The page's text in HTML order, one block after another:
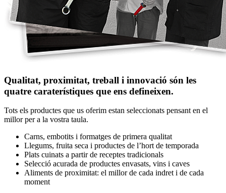
Qualitat, proximitat, treball i innovació són les
quatre caraterístiques que ens defineixen.
Tots els productes que us oferim estan seleccionats pensant en el
millor per a la vostra taula.
Carns, embotits i formatges de primera qualitat
Llegums, fruita seca i productes de l’hort de temporada
Plats cuinats a partir de receptes tradicionals
Selecció acurada de productes envasats, vins i caves
Aliments de proximitat: el millor de cada indret i de cada
moment